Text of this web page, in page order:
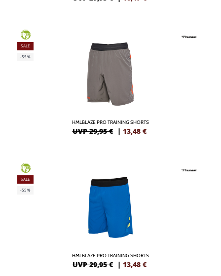
GREEN
SALE
-55%
HMLBLAZE PRO TRAINING SHORTS
UVP 29,95 € | 13,48 €
GREEN
SALE
-55%
HMLBLAZE PRO TRAINING SHORTS
UVP 29,95 € | 13,48 €